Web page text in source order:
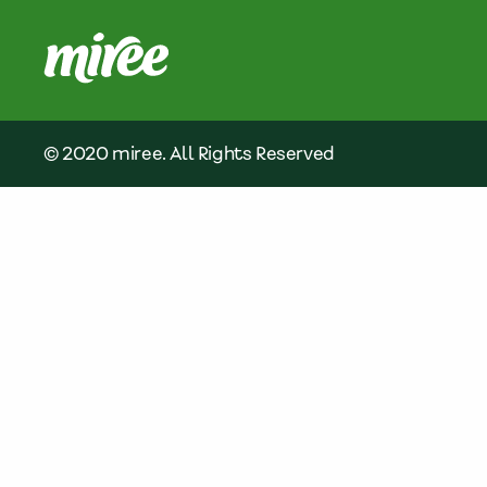
© 2020 miree. All Rights Reserved